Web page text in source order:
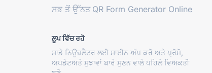
ਸਭ ਤੋਂ ਉੱਨਤ QR Form Generator Online
ਲੂਪ ਵਿੱਚ ਰਹੋ
ਸਾਡੇ ਨਿਊਜ਼ਲੈਟਰ ਲਈ ਸਾਈਨ ਅੱਪ ਕਰੋ ਅਤੇ ਪ੍ਰੋਮੋ,
ਅਪਡੇਟਅਤੇ ਸੁਝਾਵਾਂ ਬਾਰੇ ਸੁਣਨ ਵਾਲੇ ਪਹਿਲੇ ਵਿਅਕਤੀ